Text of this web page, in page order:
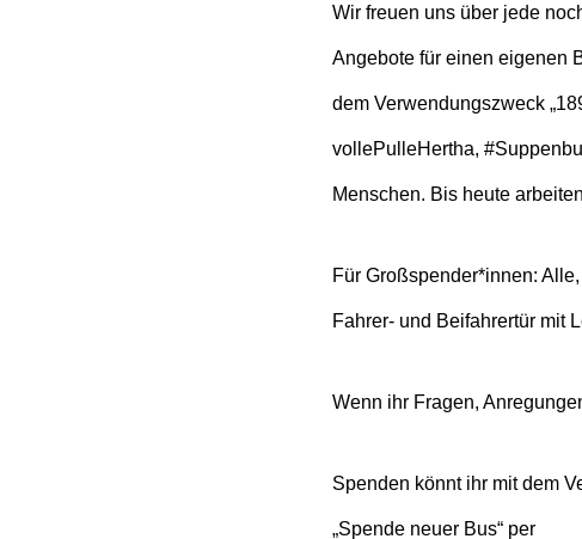
Wir freuen uns über jede
Angebote für einen eigenen
dem Verwendungszweck
vollePulleHertha,
Menschen. Bis heute
Für Großspender*innen:
Fahrer- und Beifahrertür mit
Wenn ihr Fragen,
Spenden könnt ihr mit dem
„Spende neuer Bus“ per